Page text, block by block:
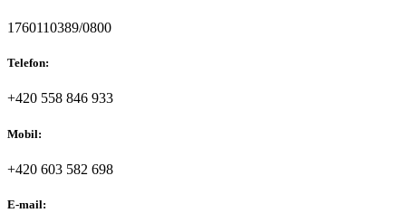
1760110389/0800
Telefon:
+420 558 846 933
Mobil:
+420 603 582 698
E-mail: